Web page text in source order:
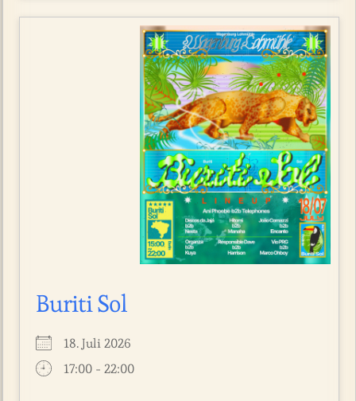
Buriti Sol
18. Juli 2026
17:00 - 22:00